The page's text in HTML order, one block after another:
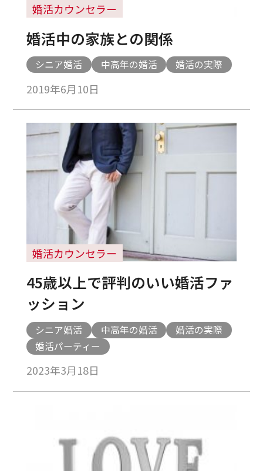
婚活カウンセラー
婚活中の家族との関係
シニア婚活 中高年の婚活 婚活の実際
2019年6月10日
婚活カウンセラー
45歳以上で評判のいい婚活ファ
ッション
シニア婚活 中高年の婚活
婚活の実際
婚活パーティー
2023年3月18日